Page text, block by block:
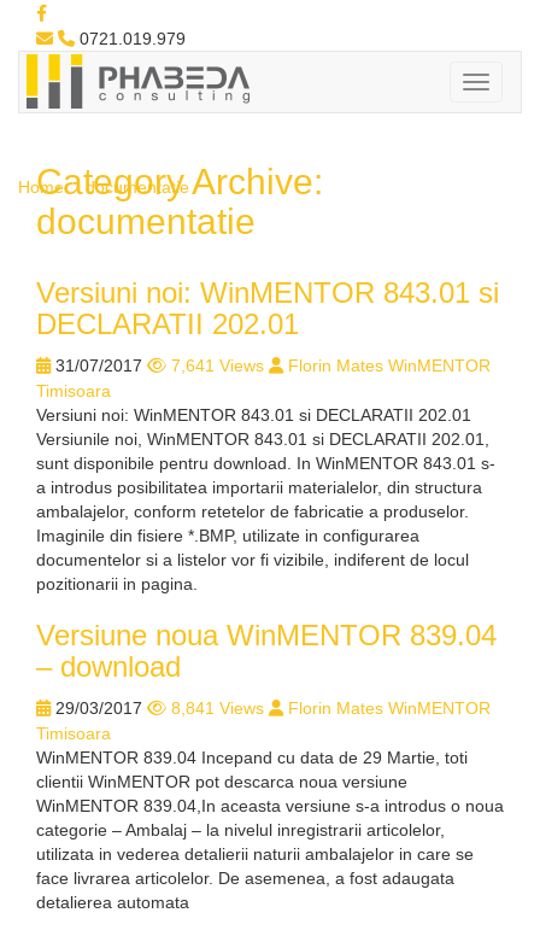
0721.019.979
Category Archive:
documentatie
Home documentatie
Versiuni noi: WinMENTOR 843.01 si
DECLARATII 202.01
31/07/2017 7,641 Views
Florin Mates WinMENTOR
Timisoara
Versiuni noi: WinMENTOR 843.01 si DECLARATII 202.01
Versiunile noi, WinMENTOR 843.01 si DECLARATII 202.01,
sunt disponibile pentru download. In WinMENTOR 843.01 s-
a introdus posibilitatea importarii materialelor, din structura
ambalajelor, conform retetelor de fabricatie a produselor.
Imaginile din fisiere *.BMP, utilizate in configurarea
documentelor si a listelor vor fi vizibile, indiferent de locul
pozitionarii in pagina.
Versiune noua WinMENTOR 839.04
– download
29/03/2017 8,841 Views
Florin Mates WinMENTOR
Timisoara
WinMENTOR 839.04 Incepand cu data de 29 Martie, toti
clientii WinMENTOR pot descarca noua versiune
WinMENTOR 839.04,In aceasta versiune s-a introdus o noua
categorie – Ambalaj – la nivelul inregistrarii articolelor,
utilizata in vederea detalierii naturii ambalajelor in care se
face livrarea articolelor. De asemenea, a fost adaugata
detalierea automata